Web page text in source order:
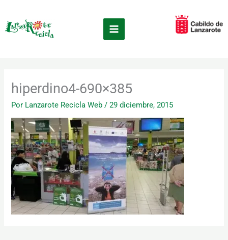
contenido
hiperdino4-690×385
Por Lanzarote Recicla Web /29 diciembre, 2015